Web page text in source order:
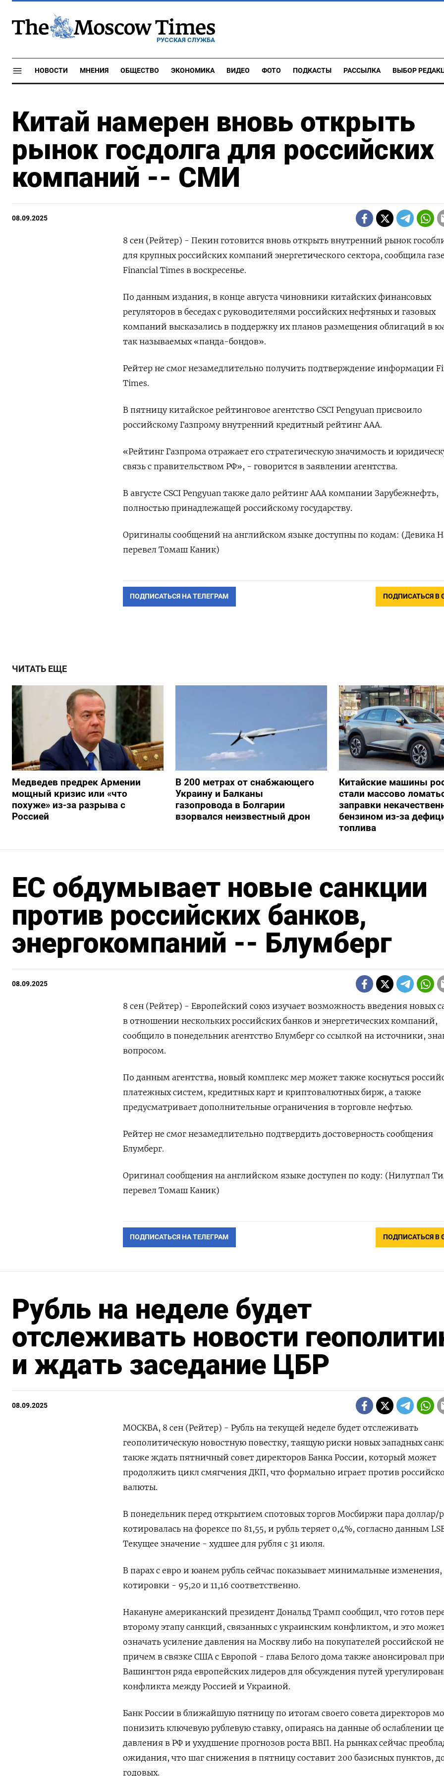
РУССКАЯ СЛУЖБА
НОВОСТИ МНЕНИЯ ОБЩЕСТВО ЭКОНОМИКА ВИДЕО ФОТО ПОДКАСТЫ РАССЫЛКА ВЫБОР
Китай намерен вновь открыть
рынок госдолга для российских
компаний -- СМИ
08.09.2025
8 сен (Рейтер) - Пекин готовится вновь открыть внутренний рынок
для крупных российских компаний энергетического сектора, сообщила
Financial Times в воскресенье.
По данным издания, в конце августа чиновники китайских финансовых
регуляторов в беседах с руководителями российских нефтяных и газовых
компаний высказались в поддержку их планов размещения облигаций в
так называемых «панда-бондов».
Рейтер не смог незамедлительно получить подтверждение информации
Times.
В пятницу китайское рейтинговое агентство CSCI Pengyuan присвоило
российскому Газпрому внутренний кредитный рейтинг AAA.
«Рейтинг Газпрома отражает его стратегическую значимость и
связь с правительством РФ», - говорится в заявлении агентства.
В августе CSCI Pengyuan также дало рейтинг AAA компании Зарубежнефть,
полностью принадлежащей российскому государству.
Оригиналы сообщений на английском языке доступны по кодам: (Девика
перевел Томаш Каник)
ПОДПИСАТЬСЯ НА ТЕЛЕГРАМ ПОДПИСАТЬСЯ В
ЧИТАТЬ ЕЩЕ
Медведев предрек Армении
мощный кризис или «что
похуже» из-за разрыва с
Россией
В 200 метрах от снабжающего
Украину и Балканы
газопровода в Болгарии
взорвался неизвестный дрон
Китайские машины
стали массово
заправки
бензином из-за
топлива
ЕС обдумывает новые санкции
против российских банков,
энергокомпаний -- Блумберг
08.09.2025
8 сен (Рейтер) - Европейский союз изучает возможность введения новых
в отношении нескольких российских банков и энергетических компаний,
сообщило в понедельник агентство Блумберг со ссылкой на источники,
вопросом.
По данным агентства, новый комплекс мер может также коснуться
платежных систем, кредитных карт и криптовалютных бирж, а также
предусматривает дополнительные ограничения в торговле нефтью.
Рейтер не смог незамедлительно подтвердить достоверность сообщения
Блумберг.
Оригинал сообщения на английском языке доступен по коду: (Нилутпал
перевел Томаш Каник)
ПОДПИСАТЬСЯ НА ТЕЛЕГРАМ ПОДПИСАТЬСЯ В
Рубль на неделе будет
отслеживать новости
и ждать заседание ЦБР
08.09.2025
МОСКВА, 8 сен (Рейтер) - Рубль на текущей неделе будет отслеживать
геополитическую новостную повестку, таящую риски новых западных
также ждать пятничный совет директоров Банка России, который может
продолжить цикл смягчения ДКП, что формально играет против
валюты.
В понедельник перед открытием спотовых торгов Мосбиржи пара доллар/
котировалась на форексе по 81,55, и рубль теряет 0,4%, согласно данным
Текущее значение - худшее для рубля с 31 июля.
В парах с евро и юанем рубль сейчас показывает минимальные изменения,
котировки - 95,20 и 11,16 соответственно.
Накануне американский президент Дональд Трамп сообщил, что готов
второму этапу санкций, связанных с украинским конфликтом, и это
означать усиление давления на Москву либо на покупателей российской
причем в связке США с Европой - глава Белого дома также анонсировал
Вашингтон ряда европейских лидеров для обсуждения путей
конфликта между Россией и Украиной.
Банк России в ближайшую пятницу по итогам своего совета директоров
понизить ключевую рублевую ставку, опираясь на данные об ослаблении
давления в РФ и ухудшение прогнозов роста ВВП. На рынках сейчас
ожидания, что шаг снижения в пятницу составит 200 базисных пунктов,
годовых.